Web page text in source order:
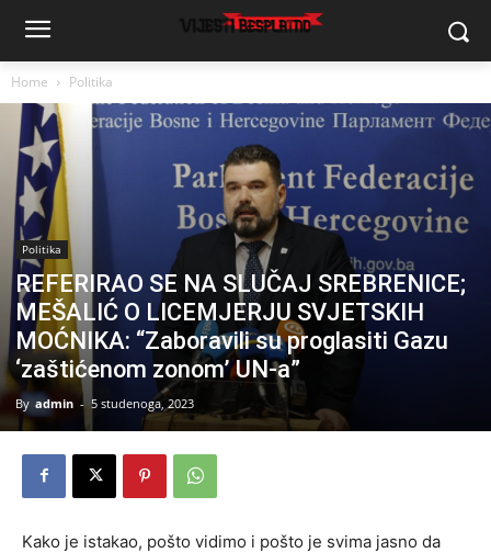
Home Politika
Politika
REFERIRAO SE NA SLUČAJ SREBRENICE;
MEŠALIĆ O LICEMJERJU SVJETSKIH
MOĆNIKA: “Zaboravili su proglasiti Gazu
‘zaštićenom zonom’ UN-a”
By admin - 5 studenoga, 2023
Kako je istakao, pošto vidimo i pošto je svima jasno da